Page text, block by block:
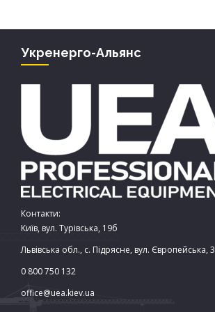
Укренерго-Альянс
Контакти:
Київ, вул. Турівська, 19б
Львівська обл., с. Підрясне, вул. Європейська, 3
0 800 750 132
office@uea.kiev.ua